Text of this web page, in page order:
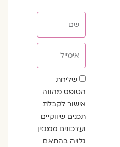
שדה
הסכמה
שליחת
הטופס מהווה
אישור לקבלת
תכנים שיווקיים
ועדכונים ממגזין
גלויה בהתאם